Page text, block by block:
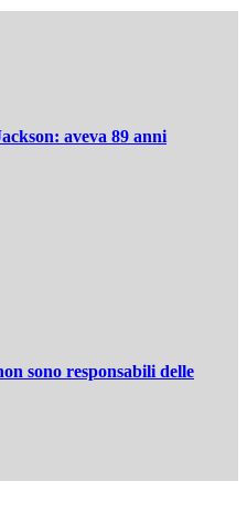
aveva 89 anni
sono responsabili delle